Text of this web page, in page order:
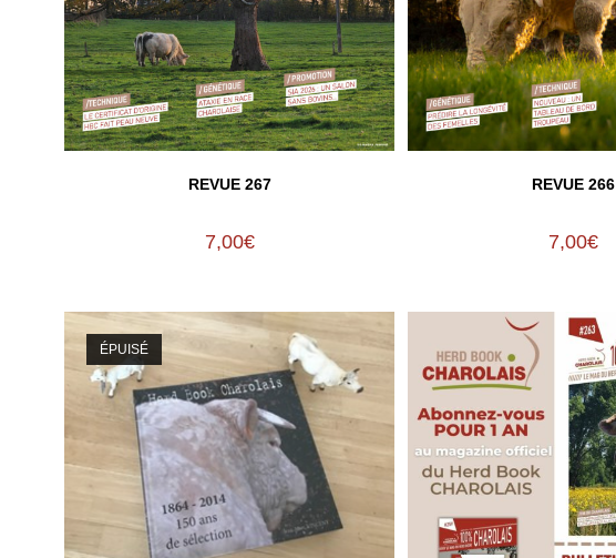
REVUE 267
7,00€
REVUE 266
7,00€
ÉPUISÉ